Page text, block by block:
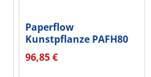
Paperflow
Kunstpflanze PAFH80
Gras 80cm
96,85 €